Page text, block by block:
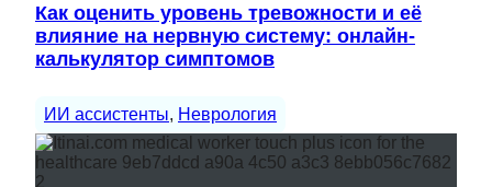
Как оценить уровень тревожности и её
влияние на нервную систему: онлайн-
калькулятор симптомов
ИИ ассистенты, Неврология